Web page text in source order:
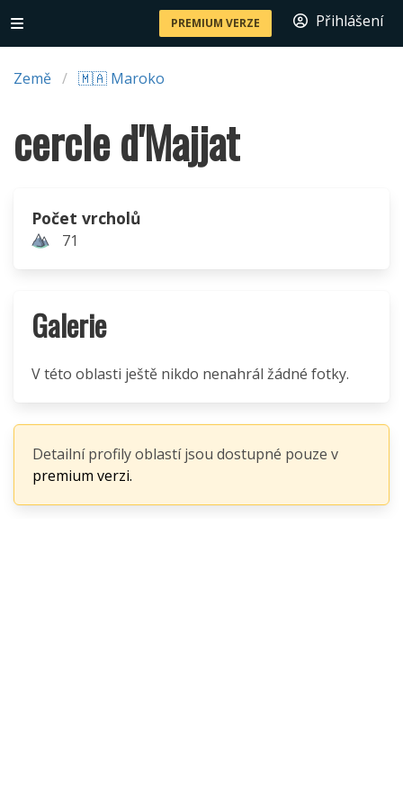
PREMIUM VERZE Přihlášení
Země 🇲🇦 Maroko
cercle d'Majjat
Počet vrcholů
71
Galerie
V této oblasti ještě nikdo nenahrál žádné fotky.
Detailní profily oblastí jsou dostupné pouze v
premium verzi.